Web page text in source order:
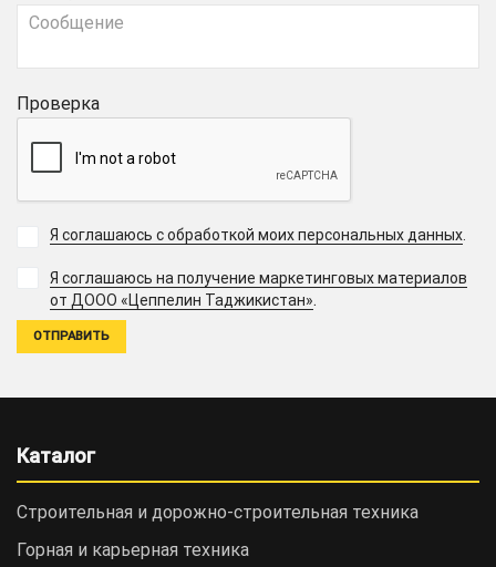
Проверка
Я соглашаюсь с обработкой моих персональных данных.
Я соглашаюсь на получение маркетинговых материалов
от ДООО «Цеппелин Таджикистан».
Каталог
Строительная и дорожно-cтроительная техника
Горная и карьерная техника